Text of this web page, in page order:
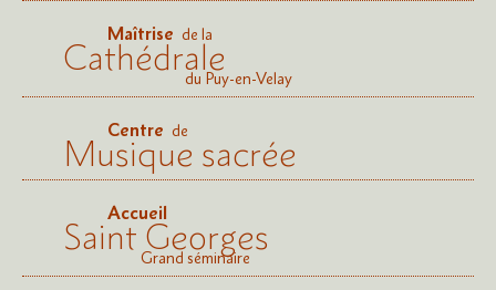
Maîtrise de la
Cathédraledu Puy-en-Velay
Centre de
Musique sacrée
Accueil
Saint Georges
Grand séminaire